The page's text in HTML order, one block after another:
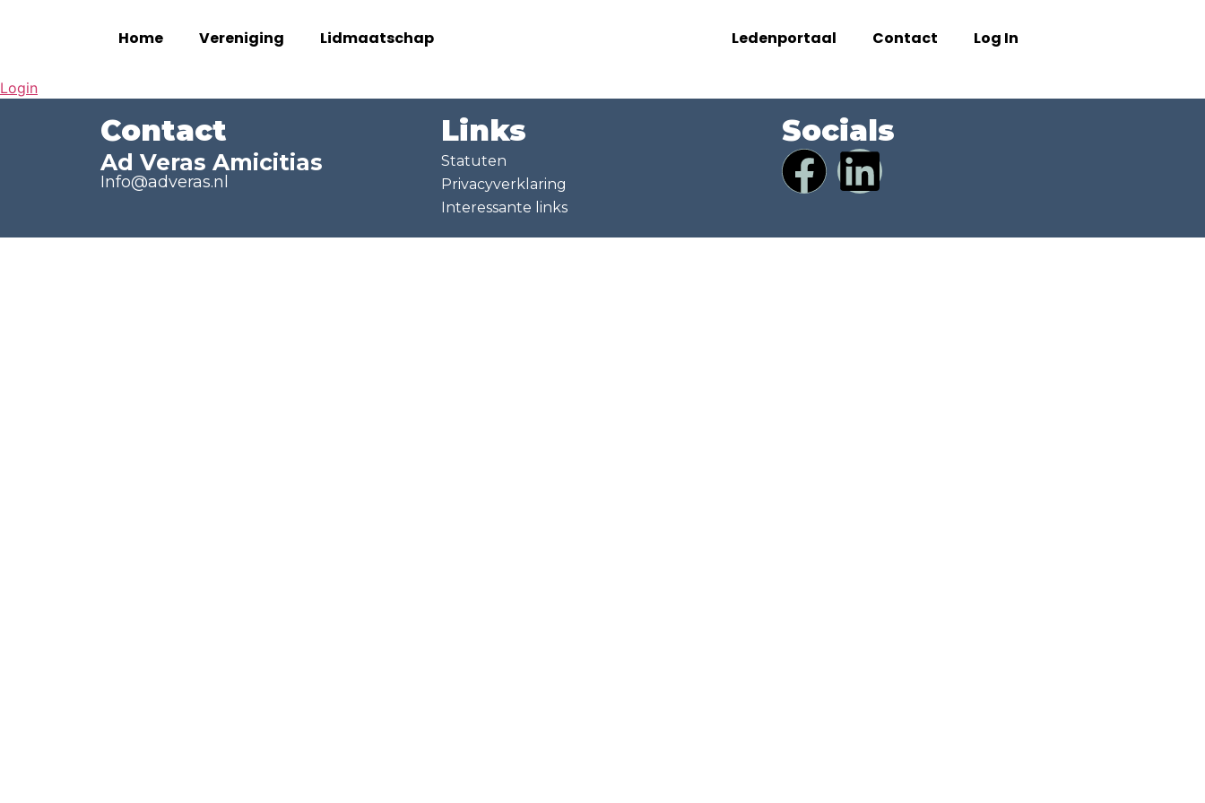
Home Vereniging Lidmaatschap Ledenportaal Contact Log In
Login
Contact
Ad Veras Amicitias
Info@adveras.nl
Links
Statuten
Privacyverklaring
Interessante links
Socials